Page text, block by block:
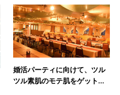
婚活パーティに向けて、ツル
ツル素肌のモテ肌をゲット...